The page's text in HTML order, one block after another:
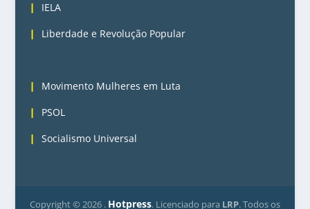
IELA
Liberdade e Revolução Popular
Movimento Mulheres em Luta
PSOL
Socialismo Universal
Copyright © 2026 . Hotpress. Licenciado para LRP. Todos os